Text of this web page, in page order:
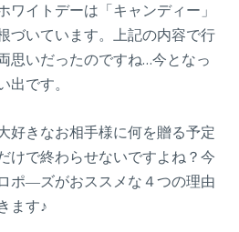
ワイトデーは「キャンディー」
づいています。上記の内容で行
思いだったのですね…今となっ
出です。
好きなお相手様に何を贈る予定
けで終わらせないですよね？今
ポ―ズがおススメな４つの理由
ます♪